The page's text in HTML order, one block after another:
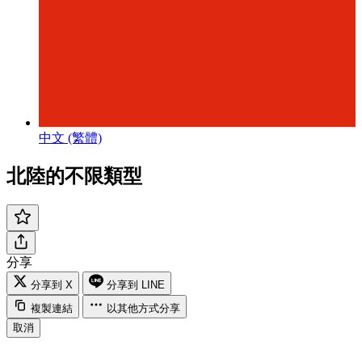
中文 (繁體)
北陸的不限類型
分享
分享到 X
分享到 LINE
複製連結
以其他方式分享
取消